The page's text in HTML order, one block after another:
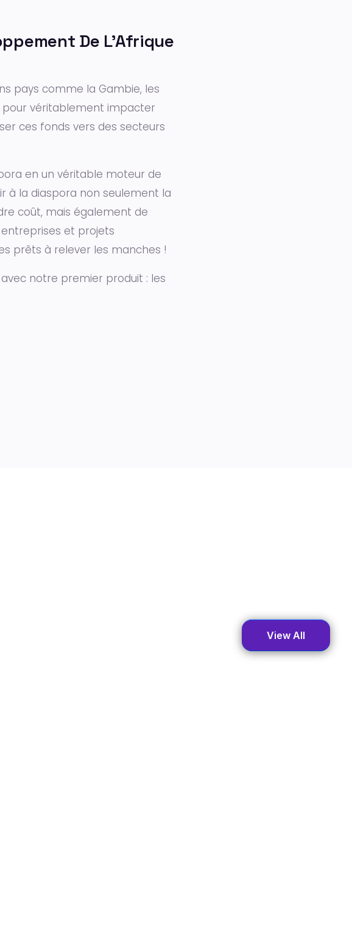
De L’Afrique
pays comme la Gambie, les
pour véritablement impacter
ces fonds vers des secteurs
en un véritable moteur de
à la diaspora non seulement la
coût, mais également de
et projets
prêts à relever les manches !
notre premier produit : les
View All